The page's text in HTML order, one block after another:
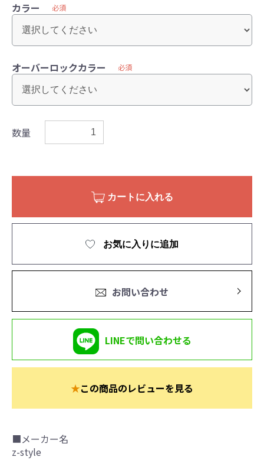
カラー 必須
オーバーロックカラー 必須
数量
カートに入れる
お気に入りに追加
お問い合わせ
LINEで問い合わせる
★この商品のレビューを見る
■メーカー名
z-style